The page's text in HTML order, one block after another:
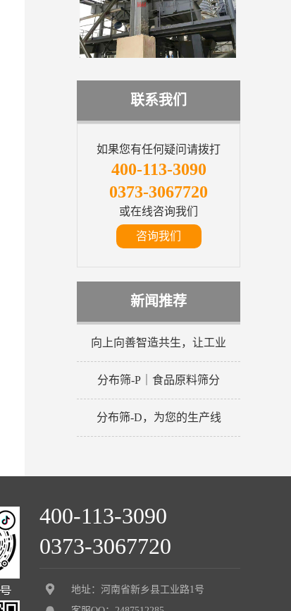
联系我们
如果您有任何疑问请拨打
400-113-3090
0373-3067720
或在线咨询我们
咨询我们
新闻推荐
向上向善智造共生，让工业
分布筛-P｜食品原料筛分
分布筛-D，为您的生产线
400-113-3090
0373-3067720
地址：河南省新乡县工业路1号